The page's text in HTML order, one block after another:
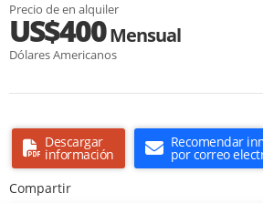
Precio de en alquiler
US$400Mensual
Dólares Americanos
Descargar
información
Recomendar
por correo
Compartir